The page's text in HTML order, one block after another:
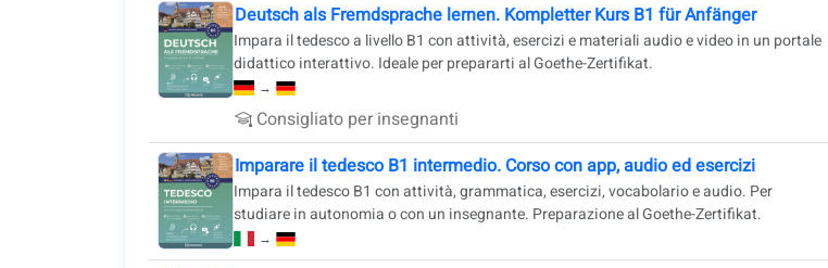
Deutsch als Fremdsprache lernen. Kompletter Kurs B1 für Anfänger
Impara il tedesco a livello B1 con attività, esercizi e materiali audio e video in un portale
didattico interattivo. Ideale per prepararti al Goethe-Zertifikat.
→
Consigliato per insegnanti
Imparare il tedesco B1 intermedio. Corso con app, audio ed esercizi
Impara il tedesco B1 con attività, grammatica, esercizi, vocabolario e audio. Per
studiare in autonomia o con un insegnante. Preparazione al Goethe-Zertifikat.
→